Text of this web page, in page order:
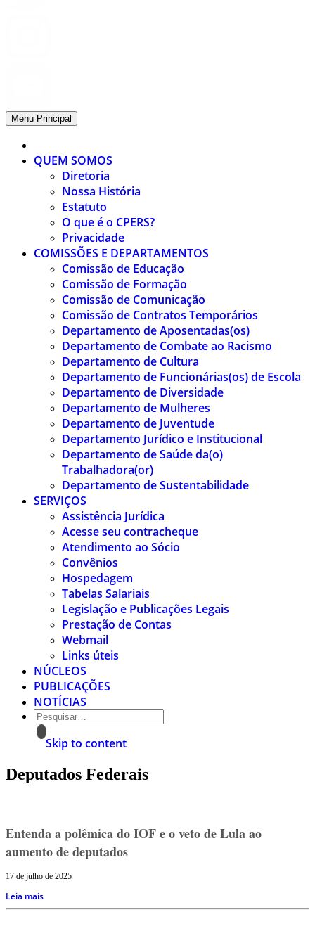
Menu Principal
QUEM SOMOS
Diretoria
Nossa História
Estatuto
O que é o CPERS?
Privacidade
COMISSÕES E DEPARTAMENTOS
Comissão de Educação
Comissão de Formação
Comissão de Comunicação
Comissão de Contratos Temporários
Departamento de Aposentadas(os)
Departamento de Combate ao Racismo
Departamento de Cultura
Departamento de Funcionárias(os) de Escola
Departamento de Diversidade
Departamento de Mulheres
Departamento de Juventude
Departamento Jurídico e Institucional
Departamento de Saúde da(o)
Trabalhadora(or)
Departamento de Sustentabilidade
SERVIÇOS
Assistência Jurídica
Acesse seu contracheque
Atendimento ao Sócio
Convênios
Hospedagem
Tabelas Salariais
Legislação e Publicações Legais
Prestação de Contas
Webmail
Links úteis
NÚCLEOS
PUBLICAÇÕES
NOTÍCIAS
Skip to content
Deputados Federais
Entenda a polêmica do IOF e o veto de Lula ao
aumento de deputados
17 de julho de 2025
Leia mais